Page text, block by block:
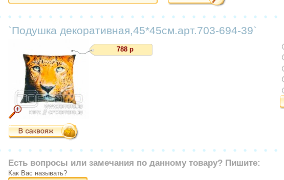
`Подушка декоративная,45*45см.арт.703-694-39`
788 р
Есть вопросы или замечания по данному товару? Пишите:
Как Вас называть?